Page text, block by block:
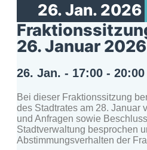
26. Jan. 2026
26. Januar 2026
26. Jan. - 17:00 - 20:00
Bei dieser Fraktionssitzung
des Stadtrates am 28. Januar
und Anfragen sowie
Stadtverwaltung besprochen
Abstimmungsverhalten der